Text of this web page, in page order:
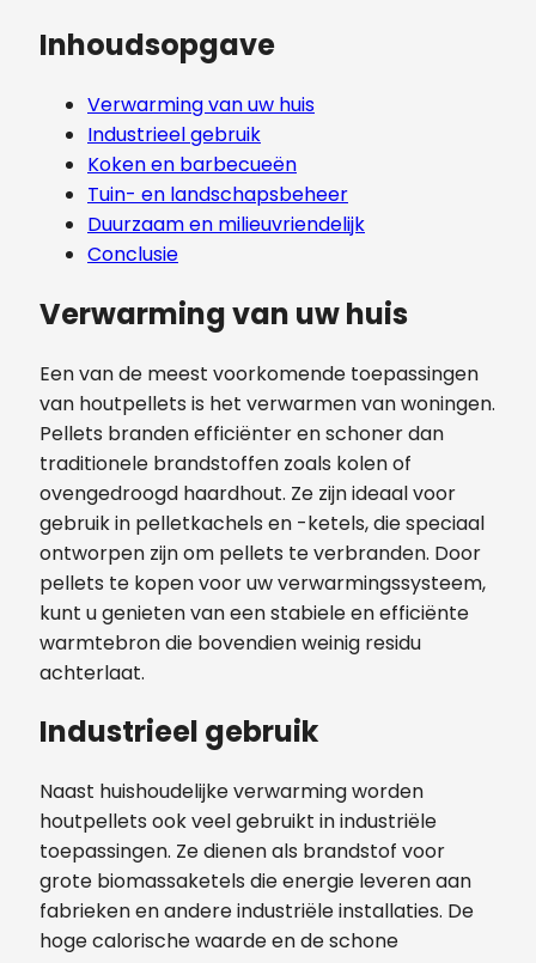
Inhoudsopgave
Verwarming van uw huis
Industrieel gebruik
Koken en barbecueën
Tuin- en landschapsbeheer
Duurzaam en milieuvriendelijk
Conclusie
Verwarming van uw huis
Een van de meest voorkomende toepassingen
van houtpellets is het verwarmen van woningen.
Pellets branden efficiënter en schoner dan
traditionele brandstoffen zoals kolen of
ovengedroogd haardhout. Ze zijn ideaal voor
gebruik in pelletkachels en -ketels, die speciaal
ontworpen zijn om pellets te verbranden. Door
pellets te kopen voor uw verwarmingssysteem,
kunt u genieten van een stabiele en efficiënte
warmtebron die bovendien weinig residu
achterlaat.
Industrieel gebruik
Naast huishoudelijke verwarming worden
houtpellets ook veel gebruikt in industriële
toepassingen. Ze dienen als brandstof voor
grote biomassaketels die energie leveren aan
fabrieken en andere industriële installaties. De
hoge calorische waarde en de schone